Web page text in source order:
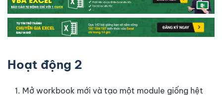
Hoạt động 2
Mở workbook mới và tạo một module giống hệt